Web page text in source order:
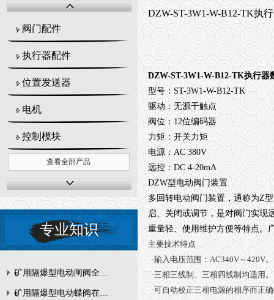
阀门配件
执行器配件
位置发送器
电机
控制模块
查看全部产品
专业知识
矿用隔爆型电动闸阀全周期维护与故障排查要点
矿用隔爆型电动蝶阀在瓦斯管道控制中的防爆设计与安全标准解析
DZW-ST-3W1-W-B12-TK执
DZW-ST-3W1-W-B12-TK执行器
型号：ST-3W1-W-B12-TK
驱动：无源干触点
阀位：12位编码器
力矩：开关力矩
电源：AC 380V
远控：DC 4-20mA
DZW型电动阀门装置
多回转电动阀门装置，通称为Z
启、关闭或调节，是对阀门实现
重量轻、使用维护方便等特点。
主要技术特点
·输入电压范围：AC340V～ 420V。
·三相三线制、三相四线制均适用。
·可自动校正三相电源的相序而正